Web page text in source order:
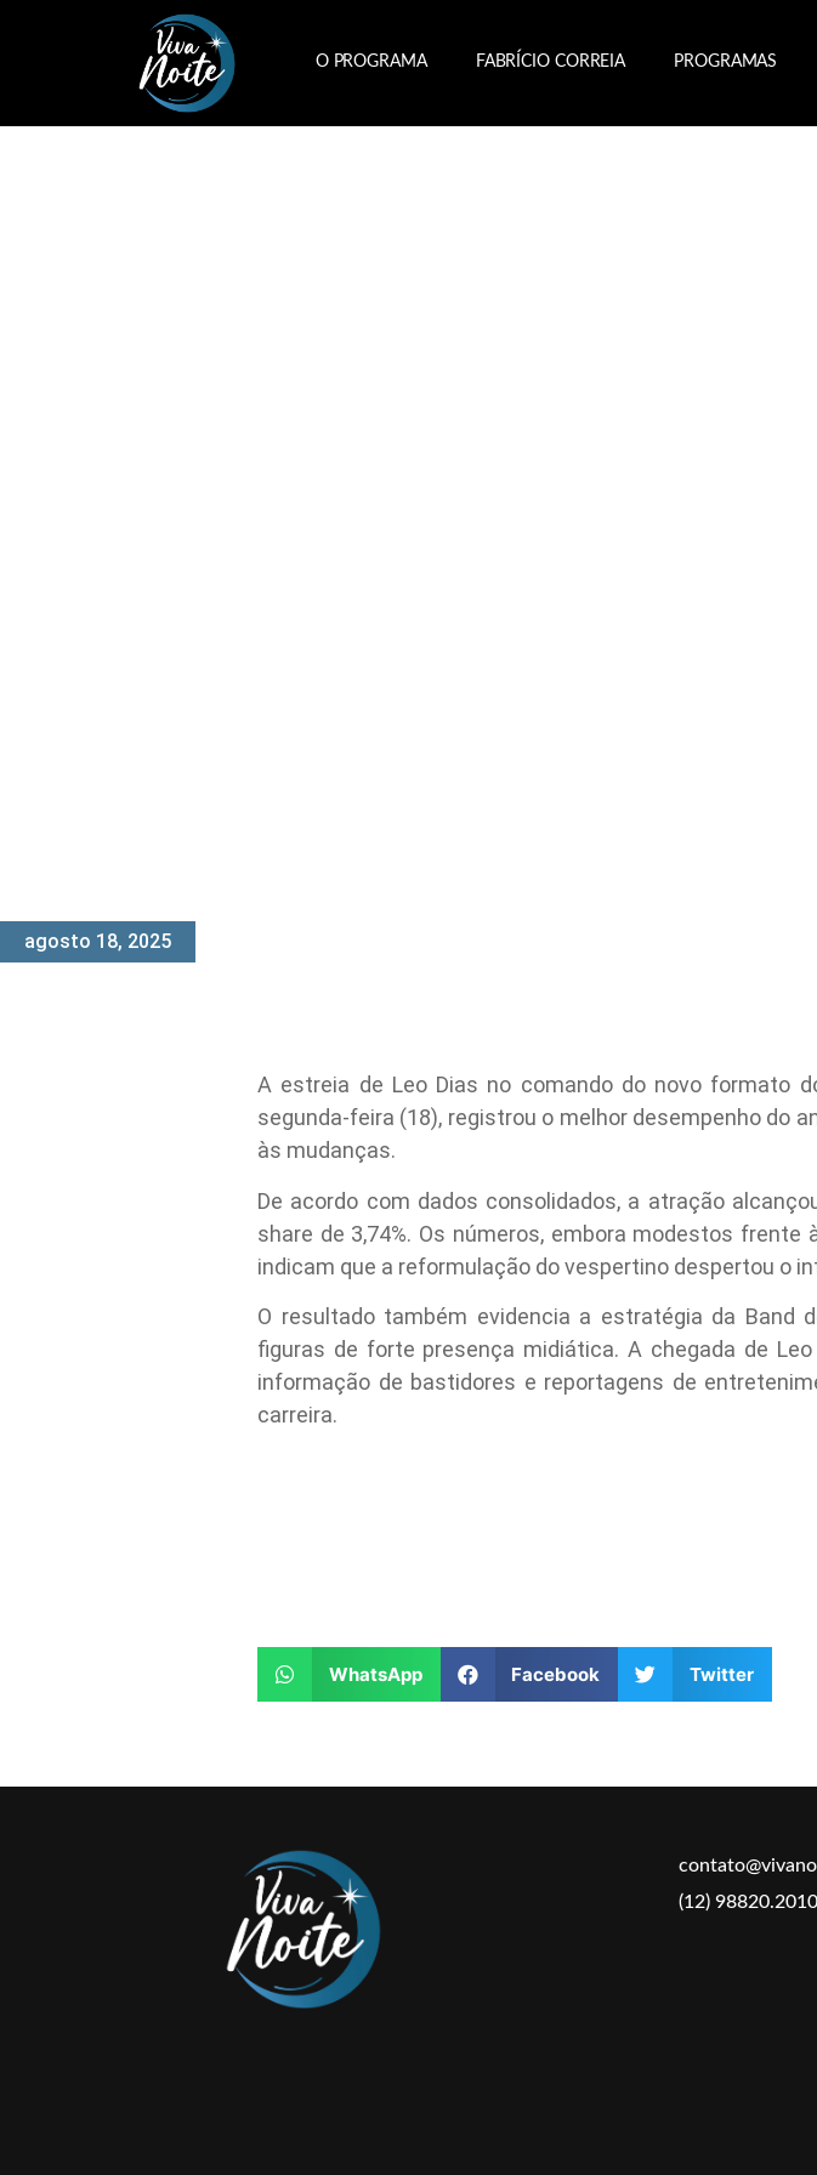
O PROGRAMA FABRÍCIO CORREIA PROGRAMAS
agosto 18, 2025
A estreia de Leo Dias no comando do novo formato
segunda-feira (18), registrou o melhor desempenho do
às mudanças.
De acordo com dados consolidados, a atração
share de 3,74%. Os números, embora modestos
indicam que a reformulação do vespertino despertou o
O resultado também evidencia a estratégia da Band
figuras de forte presença midiática. A chegada de
informação de bastidores e reportagens de
carreira.
WhatsApp Facebook Twitter
(12) 98820.2010